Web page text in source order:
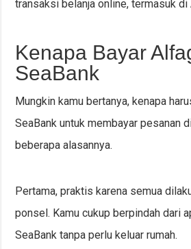
transaksi belanja online, termasuk
Kenapa Bayar
SeaBank
Mungkin kamu bertanya, kenapa
SeaBank untuk membayar pesanan
beberapa alasannya.
Pertama, praktis karena semua
ponsel. Kamu cukup berpindah dari
SeaBank tanpa perlu keluar rumah.